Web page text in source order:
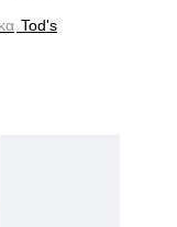
Tod's